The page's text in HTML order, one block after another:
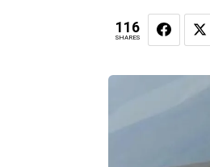
116
SHARES